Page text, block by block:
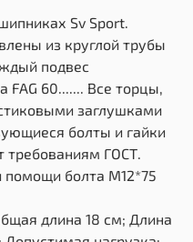
Sv Sport.
из круглой трубы
подвес
FAG 60....... Все торцы,
заглушками
болты и гайки
требованиям ГОСТ.
помощи болта М12*75
длина 18 см; Длина